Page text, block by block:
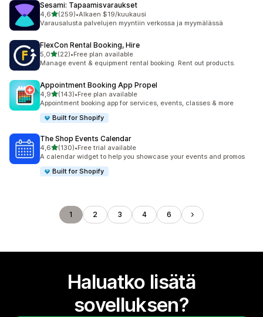
Sesami: Tapaamisvaraukset
4,6/ 5 tähteä
(259)
259 arvostelua yhteensä
•Alkaen $19/kuukausi
Varausalusta palvelujen myyntiin verkossa ja myymälässä
FlexCon Rental Booking, Hire
5,0/ 5 tähteä
(22)
22 arvostelua yhteensä
•Free plan available
Manage event & equipment rental booking. Rent out products.
Appointment Booking App Propel
4,9/ 5 tähteä
(143)
143 arvostelua yhteensä
•Free plan available
Appointment booking app for services, events, classes & more
Built for Shopify
The Shop Events Calendar
4,6/ 5 tähteä
(130)
130 arvostelua yhteensä
•Free trial available
A calendar widget to help you showcase your events and promos
Built for Shopify
1 2 3 4 6
Haluatko lisätä
sovelluksen?